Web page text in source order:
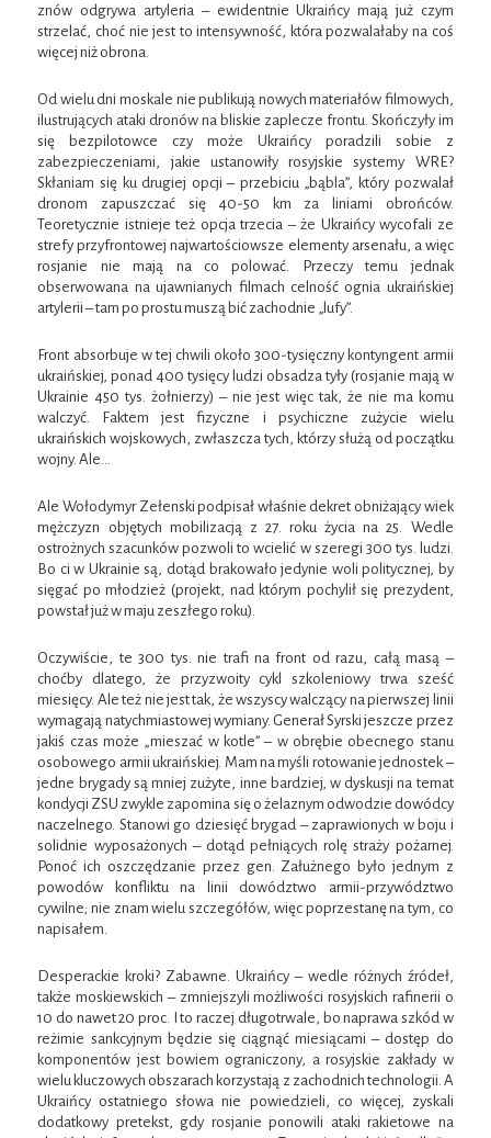
znów odgrywa artyleria – ewidentnie Ukraińcy mają już czym
strzelać, choć nie jest to intensywność, która pozwalałaby na coś
więcej niż obrona.
Od wielu dni moskale nie publikują nowych materiałów filmowych,
ilustrujących ataki dronów na bliskie zaplecze frontu. Skończyły im
się bezpilotowce czy może Ukraińcy poradzili sobie z
zabezpieczeniami, jakie ustanowiły rosyjskie systemy WRE?
Skłaniam się ku drugiej opcji – przebiciu „bąbla”, który pozwalał
dronom zapuszczać się 40-50 km za liniami obrońców.
Teoretycznie istnieje też opcja trzecia – że Ukraińcy wycofali ze
strefy przyfrontowej najwartościowsze elementy arsenału, a więc
rosjanie nie mają na co polować. Przeczy temu jednak
obserwowana na ujawnianych filmach celność ognia ukraińskiej
artylerii – tam po prostu muszą bić zachodnie „lufy”.
Front absorbuje w tej chwili około 300-tysięczny kontyngent armii
ukraińskiej, ponad 400 tysięcy ludzi obsadza tyły (rosjanie mają w
Ukrainie 450 tys. żołnierzy) – nie jest więc tak, że nie ma komu
walczyć. Faktem jest fizyczne i psychiczne zużycie wielu
ukraińskich wojskowych, zwłaszcza tych, którzy służą od początku
wojny. Ale…
Ale Wołodymyr Zełenski podpisał właśnie dekret obniżający wiek
mężczyzn objętych mobilizacją z 27. roku życia na 25. Wedle
ostrożnych szacunków pozwoli to wcielić w szeregi 300 tys. ludzi.
Bo ci w Ukrainie są, dotąd brakowało jedynie woli politycznej, by
sięgać po młodzież (projekt, nad którym pochylił się prezydent,
powstał już w maju zeszłego roku).
Oczywiście, te 300 tys. nie trafi na front od razu, całą masą –
choćby dlatego, że przyzwoity cykl szkoleniowy trwa sześć
miesięcy. Ale też nie jest tak, że wszyscy walczący na pierwszej linii
wymagają natychmiastowej wymiany. Generał Syrski jeszcze przez
jakiś czas może „mieszać w kotle” – w obrębie obecnego stanu
osobowego armii ukraińskiej. Mam na myśli rotowanie jednostek –
jedne brygady są mniej zużyte, inne bardziej, w dyskusji na temat
kondycji ZSU zwykle zapomina się o żelaznym odwodzie dowódcy
naczelnego. Stanowi go dziesięć brygad – zaprawionych w boju i
solidnie wyposażonych – dotąd pełniących rolę straży pożarnej.
Ponoć ich oszczędzanie przez gen. Załużnego było jednym z
powodów konfliktu na linii dowództwo armii-przywództwo
cywilne; nie znam wielu szczegółów, więc poprzestanę na tym, co
napisałem.
Desperackie kroki? Zabawne. Ukraińcy – wedle różnych źródeł,
także moskiewskich – zmniejszyli możliwości rosyjskich rafinerii o
10 do nawet 20 proc. I to raczej długotrwale, bo naprawa szkód w
reżimie sankcyjnym będzie się ciągnąć miesiącami – dostęp do
komponentów jest bowiem ograniczony, a rosyjskie zakłady w
wielu kluczowych obszarach korzystają z zachodnich technologii. A
Ukraińcy ostatniego słowa nie powiedzieli, co więcej, zyskali
dodatkowy pretekst, gdy rosjanie ponowili ataki rakietowe na